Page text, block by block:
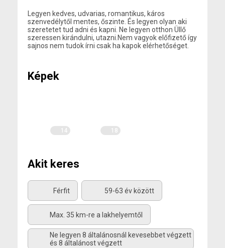
Legyen kedves, udvarias, romantikus, káros
szenvedélytől mentes, őszinte. És legyen olyan aki
szeretetet tud adni és kapni. Ne legyen otthon Üllő
szeressen kirándulni, utazni.Nem vagyok előfizető így
sajnos nem tudok írni csak ha kapok elérhetőséget.
Képek
14 18
Akit keres
Férfit 59-63 év között
Max. 35 km-re a lakhelyemtől
Ne legyen 8 általánosnál kevesebbet végzett
és 8 általánost végzett